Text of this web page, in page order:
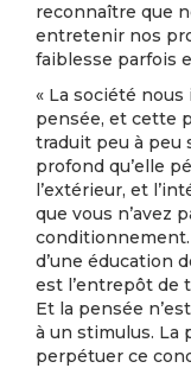
reconnaître que
entretenir nos
faiblesse parfois
« La société
pensée, et cette
traduit peu à peu
profond qu’elle
l’extérieur, et
que vous n’avez
d’une éducation
est l’entrepôt de
Et la pensée
à un stimulus. La
perpétuer ce